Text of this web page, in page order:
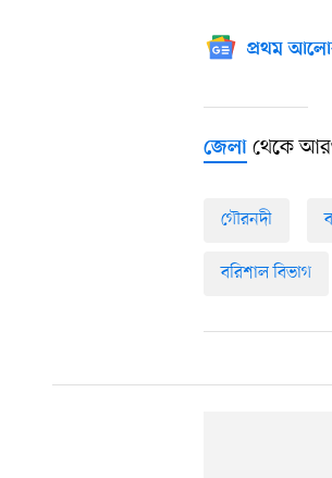
প্রথম
জেলা থেকে
গৌরনদী
বরিশাল বিভাগ